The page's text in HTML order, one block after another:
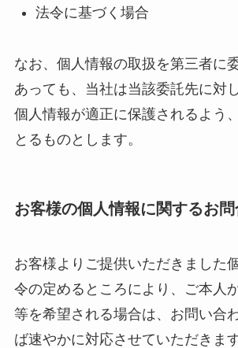
法令に基づく場合
なお、個人情報の取扱を第三者に
あっても、当社は当該委託先に対
個人情報が適正に保護されるよう
とるものとします。
お客様の個人情報に関するお
お客様よりご提供いただきました
令の定めるところにより、ご本人
等を希望される場合は、お問い合
ば速やかに対応させていただきます